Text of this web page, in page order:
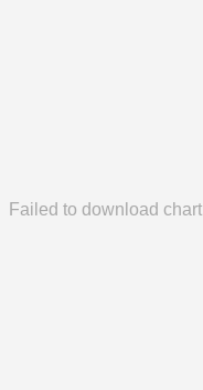
Failed to download chart